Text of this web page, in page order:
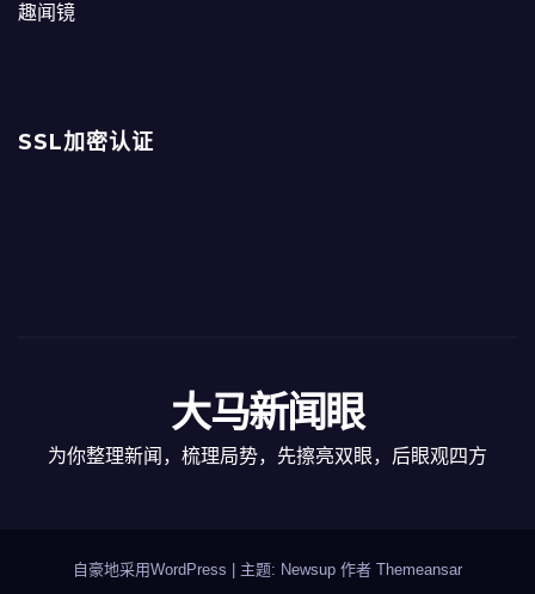
趣闻镜
SSL加密认证
大马新闻眼
为你整理新闻，梳理局势，先擦亮双眼，后眼观四方
自豪地采用WordPress 主题: Newsup 作者 Themeansar